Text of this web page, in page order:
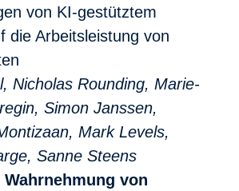
von KI-gestütztem
die Arbeitsleistung von
Nicholas Rounding, Marie-
Simon Janssen,
Mark Levels,
Sanne Steens
von